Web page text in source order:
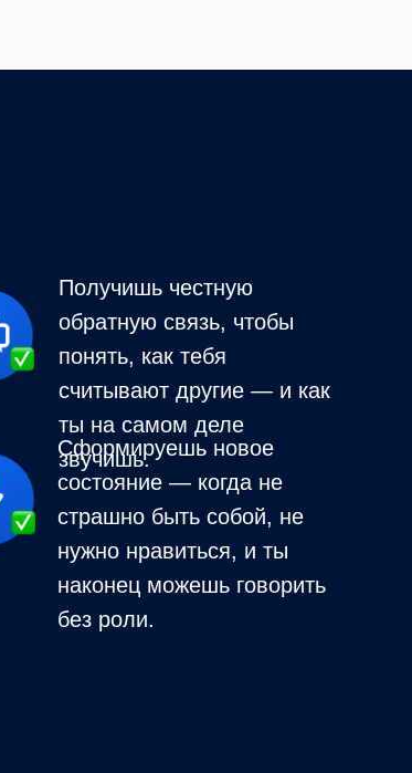
Получишь честную
обратную связь, чтобы
понять, как тебя
считывают другие — и как
ты на самом деле
звучишь.
Сформируешь новое
состояние — когда не
страшно быть собой, не
нужно нравиться, и ты
наконец можешь говорить
без роли.